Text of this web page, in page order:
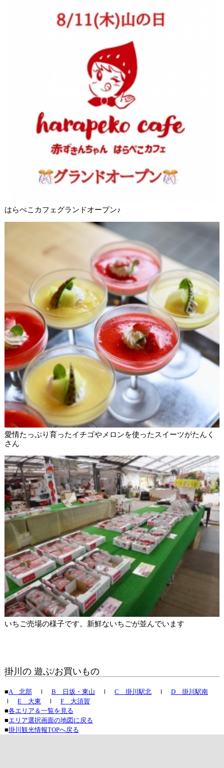
はらぺこカフェグランドオープン♪
愛情たっぷり育ったイチゴやメロンを使ったスイーツがたんく
さん
いちご売場の様子です。新鮮ないちごが並んでいます
掛川の 遊ぶ/お買いもの
■A 北部ｌ B 日坂・東山 ｌ C 掛川駅北ｌ D 掛川駅南
ｌ E 大東 ｌ F 大須賀
■各エリア＆一覧を見る
■エリア選択画面の地図に戻る
■掛川観光情報TOPへ戻る